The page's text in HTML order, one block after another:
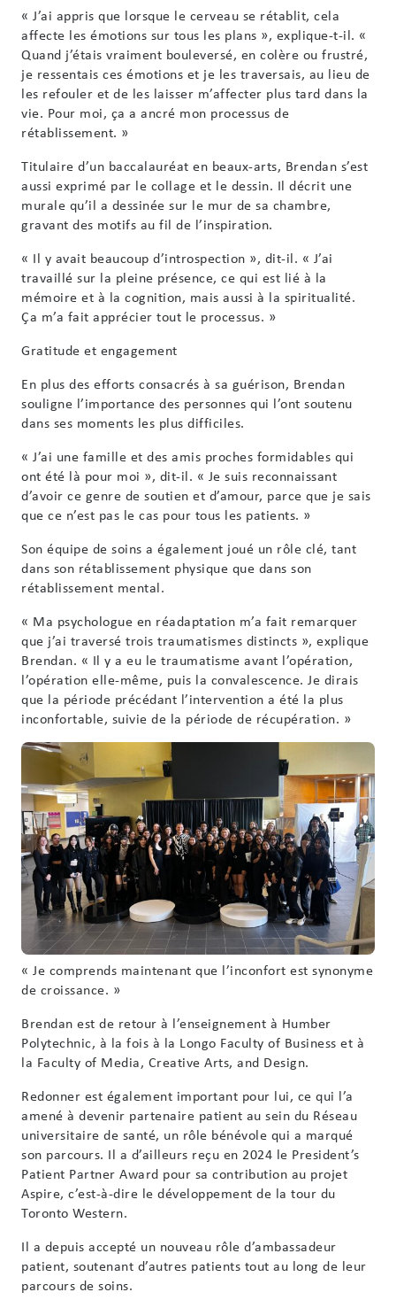
« J’ai appris que lorsque le cerveau se rétablit, cela
affecte les émotions sur tous les plans », explique-t-il. «
Quand j’étais vraiment bouleversé, en colère ou frustré,
je ressentais ces émotions et je les traversais, au lieu de
les refouler et de les laisser m’affecter plus tard dans la
vie. Pour moi, ça a ancré mon processus de
rétablissement. »
Titulaire d’un baccalauréat en beaux-arts, Brendan s’est
aussi exprimé par le collage et le dessin. Il décrit une
murale qu’il a dessinée sur le mur de sa chambre,
gravant des motifs au fil de l’inspiration.
« Il y avait beaucoup d’introspection », dit-il. « J’ai
travaillé sur la pleine présence, ce qui est lié à la
mémoire et à la cognition, mais aussi à la spiritualité.
Ça m’a fait apprécier tout le processus. »
Gratitude et engagement
En plus des efforts consacrés à sa guérison, Brendan
souligne l’importance des personnes qui l’ont soutenu
dans ses moments les plus difficiles.
« J’ai une famille et des amis proches formidables qui
ont été là pour moi », dit-il. « Je suis reconnaissant
d’avoir ce genre de soutien et d’amour, parce que je sais
que ce n’est pas le cas pour tous les patients. »
Son équipe de soins a également joué un rôle clé, tant
dans son rétablissement physique que dans son
rétablissement mental.
« Ma psychologue en réadaptation m’a fait remarquer
que j’ai traversé trois traumatismes distincts », explique
Brendan. « Il y a eu le traumatisme avant l’opération,
l’opération elle-même, puis la convalescence. Je dirais
que la période précédant l’intervention a été la plus
inconfortable, suivie de la période de récupération. »
« Je comprends maintenant que l’inconfort est synonyme
de croissance. »
Brendan est de retour à l’enseignement à Humber
Polytechnic, à la fois à la Longo Faculty of Business et à
la Faculty of Media, Creative Arts, and Design.
Redonner est également important pour lui, ce qui l’a
amené à devenir partenaire patient au sein du Réseau
universitaire de santé, un rôle bénévole qui a marqué
son parcours. Il a d’ailleurs reçu en 2024 le President’s
Patient Partner Award pour sa contribution au projet
Aspire, c’est-à-dire le développement de la tour du
Toronto Western.
Il a depuis accepté un nouveau rôle d’ambassadeur
patient, soutenant d’autres patients tout au long de leur
parcours de soins.